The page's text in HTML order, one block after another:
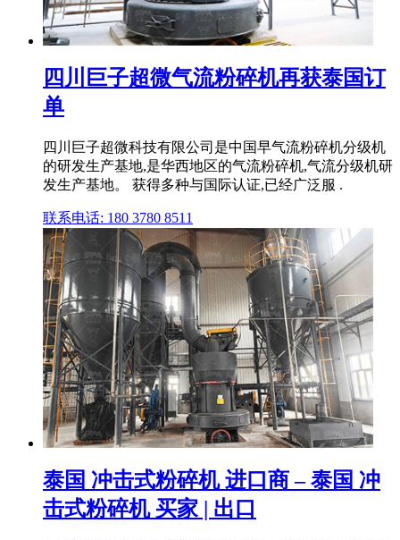
四川巨子超微气流粉碎机再获泰国订
单
四川巨子超微科技有限公司是中国早气流粉碎机分级机
的研发生产基地,是华西地区的气流粉碎机,气流分级机研
发生产基地。 获得多种与国际认证,已经广泛服 .
联系电话: 180 3780 8511
泰国 冲击式粉碎机 进口商 – 泰国 冲
击式粉碎机 买家 | 出口